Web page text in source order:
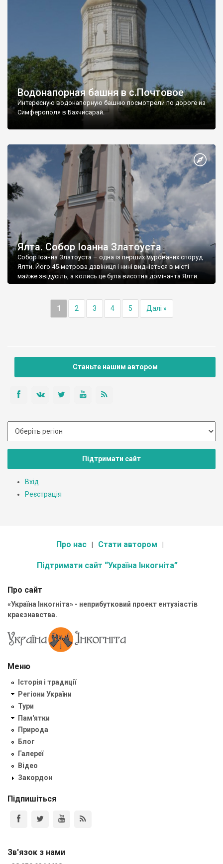
Водонапорная башня в с.Почтовое
Интересную водонапорную башню посмотрели по дороге из
Симферополя в Бахчисарай.
Ялта. Собор Іоанна Златоуста
Собор Іоанна Златоуста – одна із перших мурованих споруд
Ялти. Його 45-метрова дзвіниця і нині видніється в місті
майже звідусіль, а колись це була висотна домінанта Ялти.
1 2 3 4 5 Далі »
Станьте нашим автором
Підтримати сайт
Вхід
Реєстрація
Про нас Стати автором
Підтримати сайт “Україна Інкогніта”
Про сайт
«Україна Інкогніта» - неприбутковий проект ентузіастів
краєзнавства.
Меню
Історія і традиції
Регіони України
Тури
Пам'ятки
Природа
Блог
Галереї
Відео
Закордон
Підпишіться
Зв'язок з нами